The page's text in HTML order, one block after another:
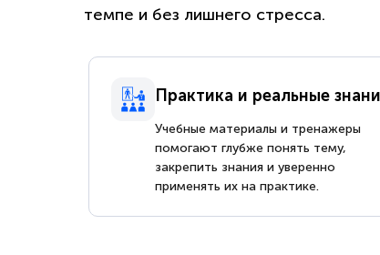
темпе и без лишнего стресса.
Практика и реальные
Учебные материалы и тренажеры
помогают глубже понять тему,
закрепить знания и уверенно
применять их на практике.